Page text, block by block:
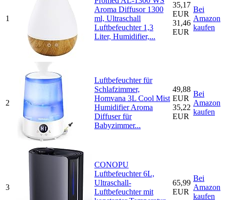
1
Aroma Diffusor 1300
ml, Ultraschall
Luftbefeuchter 1,3
Liter, Humidifier,...
35,17
EUR
31,46
EUR
Bei
Amazon
kaufen
2
Luftbefeuchter für
Schlafzimmer,
Homvana 3L Cool Mist
Humidifier Aroma
Diffuser für
Babyzimmer...
49,88
EUR
35,22
EUR
Bei
Amazon
kaufen
3
CONOPU
Luftbefeuchter 6L,
Ultraschall-
Luftbefeuchter mit
65,99
EUR
Bei
Amazon
kaufen